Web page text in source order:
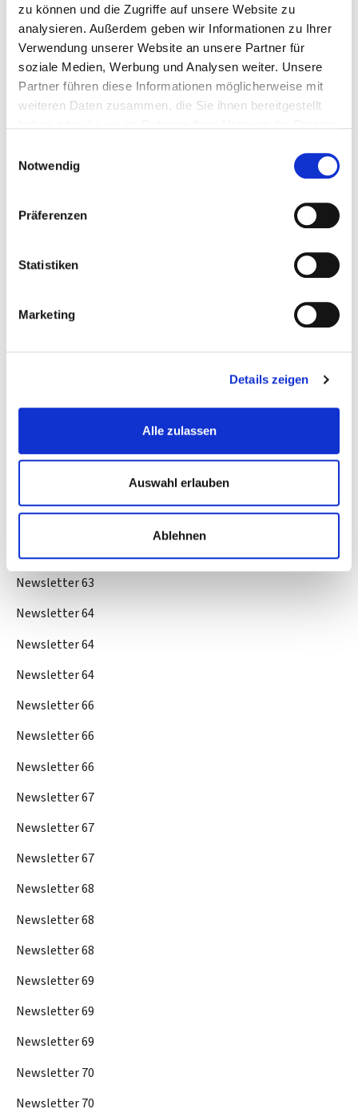
zu können und die Zugriffe auf unsere Website zu
analysieren. Außerdem geben wir Informationen zu Ihrer
Verwendung unserer Website an unsere Partner für
soziale Medien, Werbung und Analysen weiter. Unsere
Partner führen diese Informationen möglicherweise mit
weiteren Daten zusammen, die Sie ihnen bereitgestellt
Notwendig
Präferenzen
Statistiken
Marketing
Details zeigen
Alle zulassen
Auswahl erlauben
Ablehnen
Newsletter 57
Newsletter 58
Newsletter 58
Newsletter 59
Newsletter 60
Newsletter 62
Newsletter 63
Newsletter 63
Newsletter 63
Newsletter 64
Newsletter 64
Newsletter 64
Newsletter 66
Newsletter 66
Newsletter 66
Newsletter 67
Newsletter 67
Newsletter 67
Newsletter 68
Newsletter 68
Newsletter 68
Newsletter 69
Newsletter 69
Newsletter 69
Newsletter 70
Newsletter 70